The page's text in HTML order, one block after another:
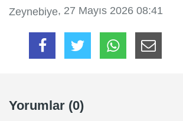
Zeynebiye, 27 Mayıs 2026 08:41
Yorumlar (0)